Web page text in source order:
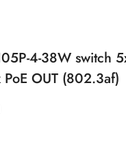
4-38W switch
OUT (802.3af)